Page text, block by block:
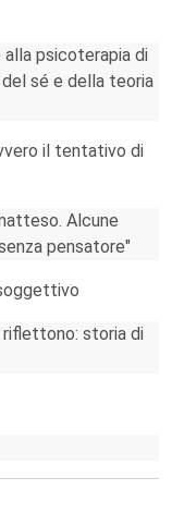
alla psicoterapia di
sé e della teoria
il tentativo di
Alcune
pensatore"
riflettono: storia di